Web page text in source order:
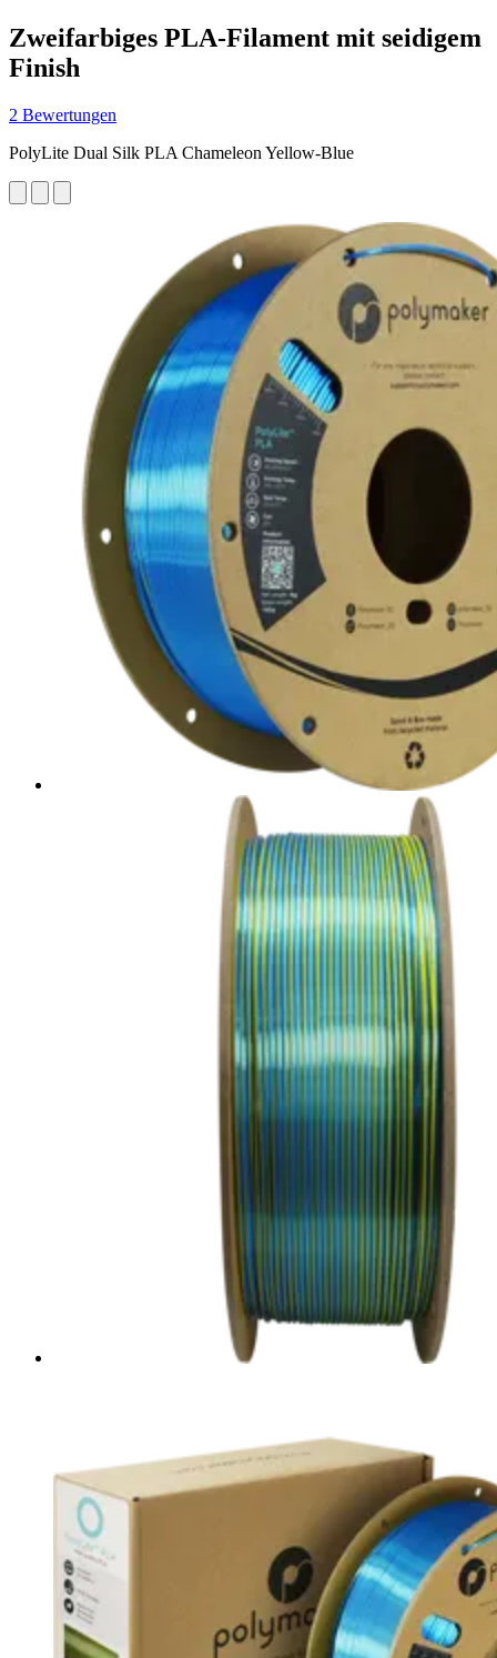
Zweifarbiges PLA-Filament mit seidigem
Finish
2 Bewertungen
PolyLite Dual Silk PLA Chameleon Yellow-Blue